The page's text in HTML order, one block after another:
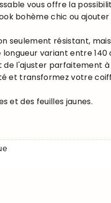
vous offre la
bohème chic ou
seulement résistant,
variant entre
de l'ajuster parfaitement
et transformez votre
et des feuilles jaunes.